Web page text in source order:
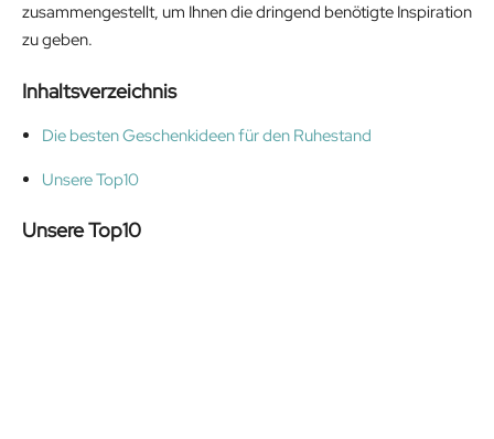
zusammengestellt, um Ihnen die dringend benötigte Inspiration
zu geben.
Inhaltsverzeichnis
Die besten Geschenkideen für den Ruhestand
Unsere Top10
Unsere Top10